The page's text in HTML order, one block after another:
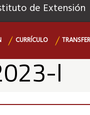
de Extensión
CURRÍCULO
I